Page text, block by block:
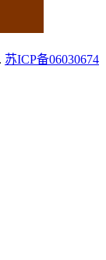
. 苏ICP备06030674